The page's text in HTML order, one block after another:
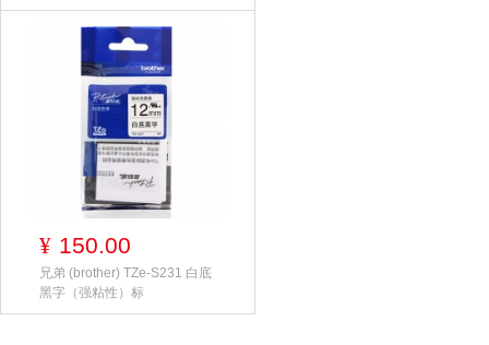
¥ 150.00
兄弟 (brother) TZe-S231 白底
黑字（强粘性）标